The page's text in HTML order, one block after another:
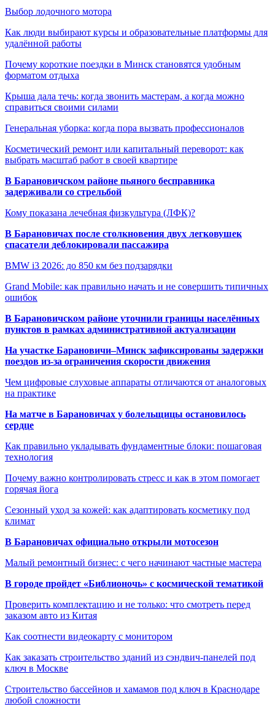
Выбор лодочного мотора
Как люди выбирают курсы и образовательные платформы для
удалённой работы
Почему короткие поездки в Минск становятся удобным
форматом отдыха
Крыша дала течь: когда звонить мастерам, а когда можно
справиться своими силами
Генеральная уборка: когда пора вызвать профессионалов
Косметический ремонт или капитальный переворот: как
выбрать масштаб работ в своей квартире
В Барановичском районе пьяного бесправника
задерживали со стрельбой
Кому показана лечебная физкультура (ЛФК)?
В Барановичах после столкновения двух легковушек
спасатели деблокировали пассажира
BMW i3 2026: до 850 км без подзарядки
Grand Mobile: как правильно начать и не совершить типичных
ошибок
В Барановичском районе уточнили границы населённых
пунктов в рамках административной актуализации
На участке Барановичи–Минск зафиксированы задержки
поездов из-за ограничения скорости движения
Чем цифровые слуховые аппараты отличаются от аналоговых
на практике
На матче в Барановичах у болельщицы остановилось
сердце
Как правильно укладывать фундаментные блоки: пошаговая
технология
Почему важно контролировать стресс и как в этом помогает
горячая йога
Сезонный уход за кожей: как адаптировать косметику под
климат
В Барановичах официально открыли мотосезон
Малый ремонтный бизнес: с чего начинают частные мастера
В городе пройдет «Библионочь» с космической тематикой
Проверить комплектацию и не только: что смотреть перед
заказом авто из Китая
Как соотнести видеокарту с монитором
Как заказать строительство зданий из сэндвич-панелей под
ключ в Москве
Строительство бассейнов и хамамов под ключ в Краснодаре
любой сложности